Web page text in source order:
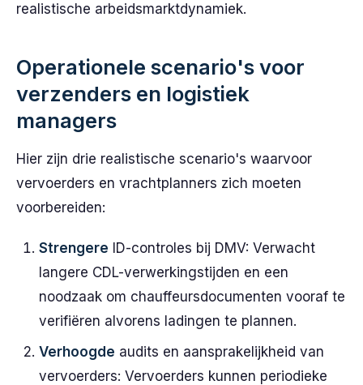
realistische arbeidsmarktdynamiek.
Operationele scenario's voor
verzenders en logistiek
managers
Hier zijn drie realistische scenario's waarvoor
vervoerders en vrachtplanners zich moeten
voorbereiden:
Strengere ID-controles bij DMV: Verwacht
langere CDL-verwerkingstijden en een
noodzaak om chauffeursdocumenten vooraf te
verifiëren alvorens ladingen te plannen.
Verhoogde audits en aansprakelijkheid van
vervoerders: Vervoerders kunnen periodieke